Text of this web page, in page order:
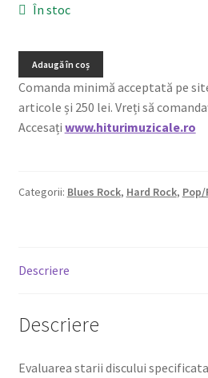
În stoc
Adaugă în coș
Comanda minimă acceptată pe
articole și 250 lei. Vreți să
Accesați www.hiturimuzicale.ro
Categorii: Blues Rock, Hard Rock, Pop/
Descriere
Descriere
Evaluarea starii discului